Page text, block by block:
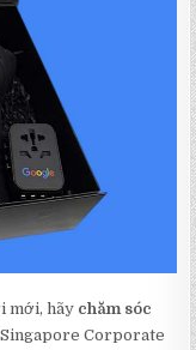
mới, hãy chăm sóc
Corporate